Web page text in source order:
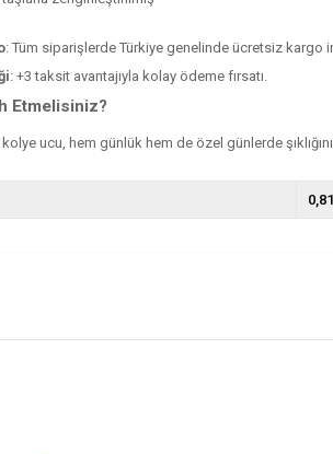
: Tüm siparişlerde Türkiye genelinde ücretsiz kargo
: +3 taksit avantajıyla kolay ödeme fırsatı.
Etmelisiniz?
kolye ucu, hem günlük hem de özel günlerde